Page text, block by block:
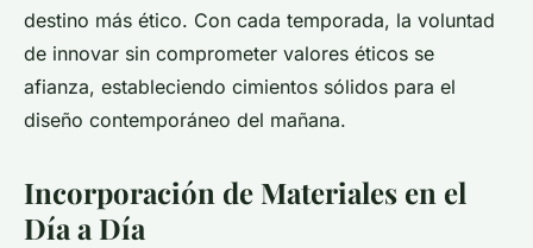
destino más ético. Con cada temporada, la voluntad
de innovar sin comprometer valores éticos se
afianza, estableciendo cimientos sólidos para el
diseño contemporáneo del mañana.
Incorporación de Materiales en el
Día a Día